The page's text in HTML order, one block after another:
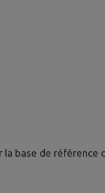
base de référence